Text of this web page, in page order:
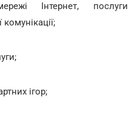
Інтернет, послуги
ігор;